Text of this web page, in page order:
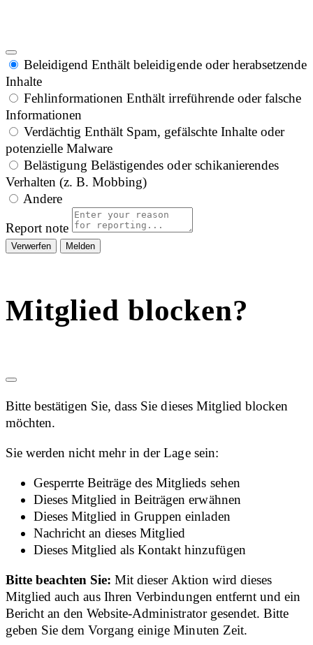
Beleidigend Enthält beleidigende oder herabsetzende
Inhalte
Fehlinformationen Enthält irreführende oder falsche
Informationen
Verdächtig Enthält Spam, gefälschte Inhalte oder
potenzielle Malware
Belästigung Belästigendes oder schikanierendes
Verhalten (z. B. Mobbing)
Andere
Report note
Melden
Mitglied blocken?
Bitte bestätigen Sie, dass Sie dieses Mitglied blocken
möchten.
Sie werden nicht mehr in der Lage sein:
Gesperrte Beiträge des Mitglieds sehen
Dieses Mitglied in Beiträgen erwähnen
Dieses Mitglied in Gruppen einladen
Nachricht an dieses Mitglied
Dieses Mitglied als Kontakt hinzufügen
Bitte beachten Sie:Mit dieser Aktion wird dieses
Mitglied auch aus Ihren Verbindungen entfernt und ein
Bericht an den Website-Administrator gesendet. Bitte
geben Sie dem Vorgang einige Minuten Zeit.